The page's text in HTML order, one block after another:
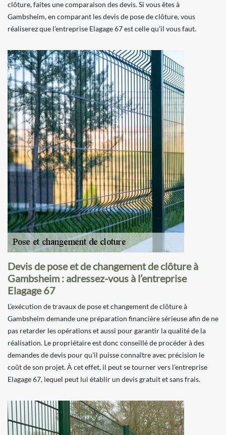
clôture, faites une comparaison des devis. Si vous êtes à
Gambsheim, en comparant les devis de pose de clôture, vous
réaliserez que l’entreprise Elagage 67 est celle qu’il vous faut.
Devis de pose et de changement de clôture à
Gambsheim : adressez-vous à l’entreprise
Elagage 67
L’exécution de travaux de pose et changement de clôture à
Gambsheim demande une préparation financière sérieuse afin de ne
pas retarder les opérations et aussi pour garantir la qualité de la
réalisation. Le propriétaire est donc conseillé de procéder à des
demandes de devis pour qu’il puisse connaître avec précision le
coût de son projet. À cet effet, il peut se tourner vers l’entreprise
Elagage 67, lequel peut lui établir un devis gratuit et sans frais.